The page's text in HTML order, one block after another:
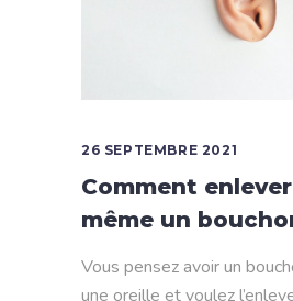
26 SEPTEMBRE 2021
Comment
même un
Vous pensez avoir un
une oreille et voulez